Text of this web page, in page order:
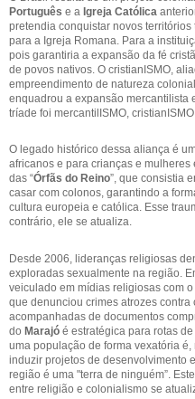
Português e a Igreja Católica
pretendia conquistar novos territórios
para a Igreja Romana. Para a
pois garantiria a expansão da fé
de povos nativos. O cristianISMO,
empreendimento de natureza
enquadrou a expansão mercantilista
tríade foi mercantilISMO,
O legado histórico dessa aliança é
africanos e para crianças e
das “Órfãs do Reino”, que consistia
casar com colonos, garantindo a
cultura europeia e católica. Esse
contrário, ele se atualiza.
Desde 2006, lideranças religiosas
exploradas sexualmente na região.
veiculado em mídias religiosas com
que denunciou crimes atrozes
acompanhadas de documentos
do Marajó é estratégica para rotas
uma população de forma vexatória
induzir projetos de desenvolvimento
região é uma "terra de ninguém”.
entre religião e colonialismo se